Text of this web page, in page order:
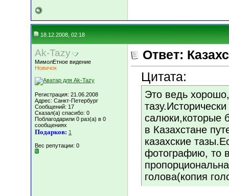
18.12.2008, 02:18
Ak-Tazy
МимолЕтное видение
Новичок
Регистрация: 21.06.2008
Адрес: Санкт-Петербург
Сообщений: 17
Сказал(а) спасибо: 0
Поблагодарили 0 раз(а) в 0
сообщениях
Подарков: 1
Вес репутации: 0
Ответ:
Цитата:
Это ведь
салюки,которые
в Казахстане
казахские
фотографию, то
голова(копия